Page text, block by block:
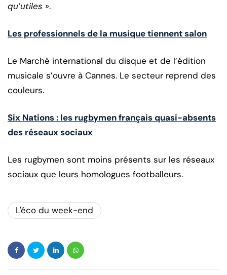
qu’utiles ».
Les professionnels de la musique tiennent salon
Le Marché international du disque et de l’édition
musicale s’ouvre à Cannes. Le secteur reprend des
couleurs.
Six Nations : les rugbymen français quasi-absents
des réseaux sociaux
Les rugbymen sont moins présents sur les réseaux
sociaux que leurs homologues footballeurs.
L'éco du week-end